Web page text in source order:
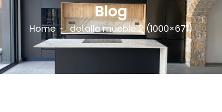
Blog
Home detalle mueble 2 (1000×671)